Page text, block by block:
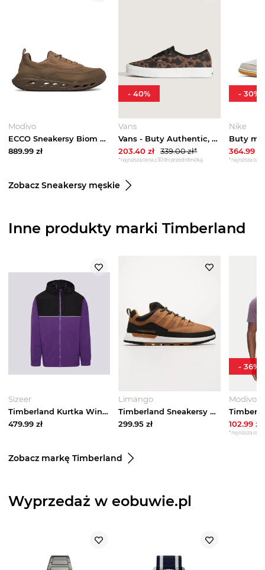
Modivo
ECCO Sneakersy Biom 720 GORE-TEX 85030461728 Brązowy
889.99 zł
Vans
Vans - Buty Authentic, male, Brązowy
203.40 zł 339.00zł*
*najniższa cena z 30 dni przed obniżką
-40%
Nike
364.99zł
*najniższa cena
- 30%
Zobacz Sneakersy męskie
Inne produkty marki Timberland
Sizeer
Timberland Kurtka Windbreaker Full-Zip Jacket fioletowy
479.99 zł
Limango
Timberland Sneakersy w kolorze jasnobrązowym rozmiar: 42
299.95 zł
Modivo
102.99zł
*najniższa cena
- 36%
Zobacz markę Timberland
Wyprzedaż w eobuwie.pl